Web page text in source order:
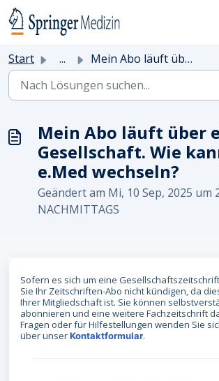
Zum hauptsächlichen Inhalt gehen
Start ... Mein Abo läuft über eine Gesellschaft. Wie kann ich zu e....
Mein Abo läuft über
Gesellschaft. Wie
e.Med wechseln?
Geändert am Mi, 10 Sep, 2025 um
NACHMITTAGS
Sofern es sich um eine
Sie Ihr Zeitschriften-Abo nicht kündigen, da
Ihrer Mitgliedschaft ist. Sie können
abonnieren und eine weitere Fachzeitschrift
Fragen oder für Hilfestellungen wenden Sie
über unserKontaktformular.